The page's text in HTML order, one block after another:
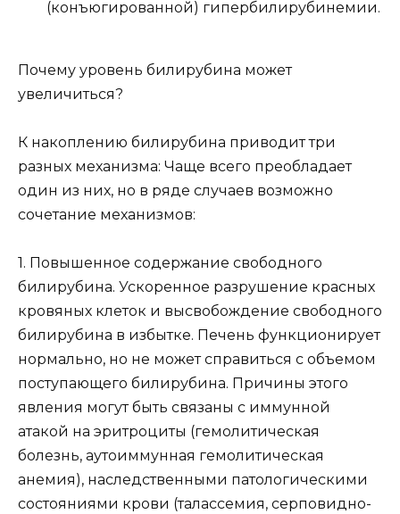
(конъюгированной) гипербилирубинемии.
Почему уровень билирубина может
увеличиться?
К накоплению билирубина приводит три
разных механизма: Чаще всего преобладает
один из них, но в ряде случаев возможно
сочетание механизмов:
1. Повышенное содержание свободного
билирубина. Ускоренное разрушение красных
кровяных клеток и высвобождение свободного
билирубина в избытке. Печень функционирует
нормально, но не может справиться с объемом
поступающего билирубина. Причины этого
явления могут быть связаны с иммунной
атакой на эритроциты (гемолитическая
болезнь, аутоиммунная гемолитическая
анемия), наследственными патологическими
состояниями крови (талассемия, серповидно-